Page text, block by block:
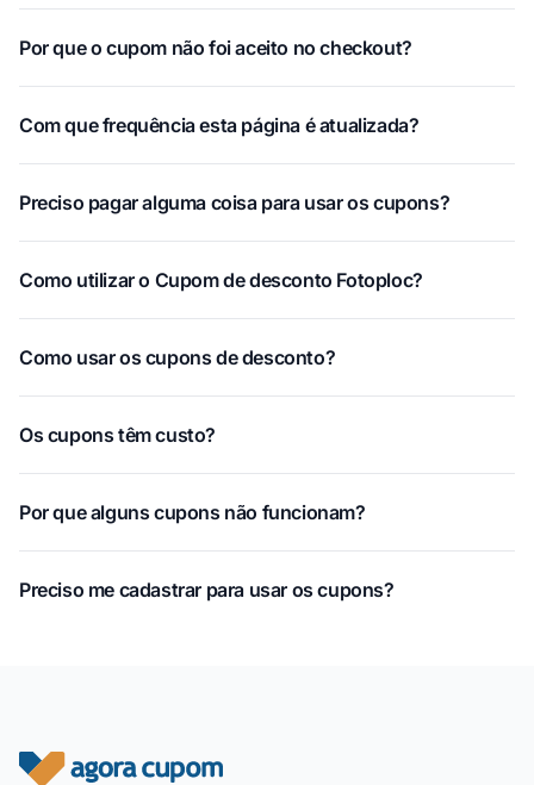
Por que o cupom não foi aceito no checkout?
Com que frequência esta página é atualizada?
Preciso pagar alguma coisa para usar os cupons?
Como utilizar o Cupom de desconto Fotoploc?
Como usar os cupons de desconto?
Os cupons têm custo?
Por que alguns cupons não funcionam?
Preciso me cadastrar para usar os cupons?
Rodapé do site